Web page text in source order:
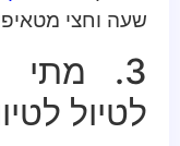
שעה וחצי
3. מתי
לטיול